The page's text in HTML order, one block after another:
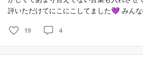
評いただけてにこにこしてました💜 みん
19 4